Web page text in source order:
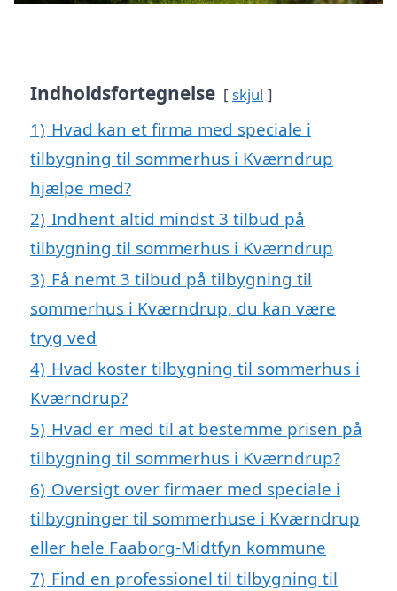
Indholdsfortegnelse skjul
1) Hvad kan et firma med speciale i
tilbygning til sommerhus i Kværndrup
hjælpe med?
2) Indhent altid mindst 3 tilbud på
tilbygning til sommerhus i Kværndrup
3) Få nemt 3 tilbud på tilbygning til
sommerhus i Kværndrup, du kan være
tryg ved
4) Hvad koster tilbygning til sommerhus i
Kværndrup?
5) Hvad er med til at bestemme prisen på
tilbygning til sommerhus i Kværndrup?
6) Oversigt over firmaer med speciale i
tilbygninger til sommerhuse i Kværndrup
eller hele Faaborg-Midtfyn kommune
7) Find en professionel til tilbygning til